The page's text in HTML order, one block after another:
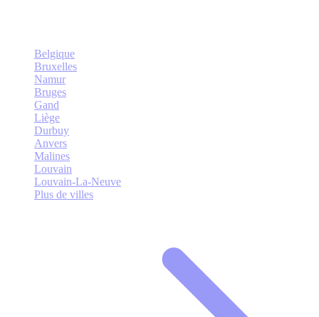
Belgique
Bruxelles
Namur
Bruges
Gand
Liège
Durbuy
Anvers
Malines
Louvain
Louvain-La-Neuve
Plus de villes